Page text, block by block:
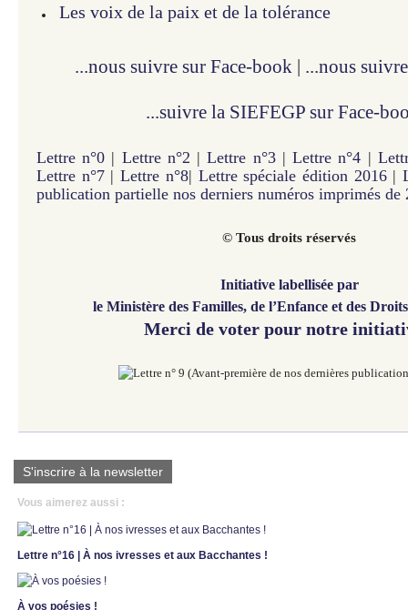
Les voix de la paix et de la tolérance
...nous suivre sur Face-book | ...nous
...suivre la SIEFEGP sur Face-
Lettre n°0 | Lettre n°2 |Lettre n°3|Lettre n°4 |
Lettre n°7|Lettre n°8| Lettre spéciale édition 2016|
publication partielle nos derniers numéros imprimés de
© Tous droits réservés
Initiative labellisée par
le Ministère des Familles, de l’Enfance et des
Merci de voter pour notre
S'inscrire à la newsletter
Vous aimerez aussi :
Lettre n°16 | À nos ivresses et aux Bacchantes !
À vos poésies !